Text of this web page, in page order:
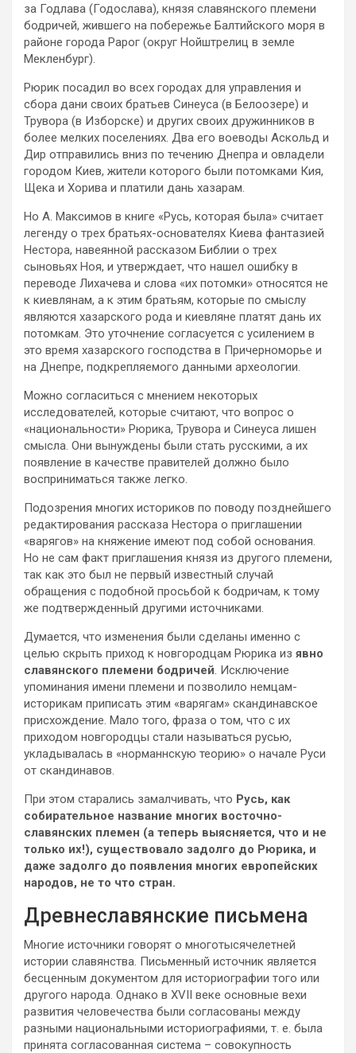
за Годлава (Годослава), князя славянского племени
бодричей, жившего на побережье Балтийского моря в
районе города Рарог (округ Нойштрелиц в земле
Мекленбург).
Рюрик посадил во всех городах для управления и
сбора дани своих братьев Синеуса (в Белоозере) и
Трувора (в Изборске) и других своих дружинников в
более мелких поселениях. Два его воеводы Аскольд и
Дир отправились вниз по течению Днепра и овладели
городом Киев, жители которого были потомками Кия,
Щека и Хорива и платили дань хазарам.
Но А. Максимов в книге «Русь, которая была» считает
легенду о трех братьях-основателях Киева фантазией
Нестора, навеянной рассказом Библии о трех
сыновьях Ноя, и утверждает, что нашел ошибку в
переводе Лихачева и слова «их потомки» относятся не
к киевлянам, а к этим братьям, которые по смыслу
являются хазарского рода и киевляне платят дань их
потомкам. Это уточнение согласуется с усилением в
это время хазарского господства в Причерноморье и
на Днепре, подкрепляемого данными археологии.
Можно согласиться с мнением некоторых
исследователей, которые считают, что вопрос о
«национальности» Рюрика, Трувора и Синеуса лишен
смысла. Они вынуждены были стать русскими, а их
появление в качестве правителей должно было
восприниматься также легко.
Подозрения многих историков по поводу позднейшего
редактирования рассказа Нестора о приглашении
«варягов» на княжение имеют под собой основания.
Но не сам факт приглашения князя из другого племени,
так как это был не первый известный случай
обращения с подобной просьбой к бодричам, к тому
же подтвержденный другими источниками.
Думается, что изменения были сделаны именно с
целью скрыть приход к новгородцам Рюрика из явно
славянского племени бодричей. Исключение
упоминания имени племени и позволило немцам-
историкам приписать этим «варягам» скандинавское
присхождение. Мало того, фраза о том, что с их
приходом новгородцы стали называться русью,
укладывалась в «норманнскую теорию» о начале Руси
от скандинавов.
При этом старались замалчивать, что Русь, как
собирательное название многих восточно-
славянских племен (а теперь выясняется, что и не
только их!), существовало задолго до Рюрика, и
даже задолго до появления многих европейских
народов, не то что стран.
Древнеславянские письмена
Многие источники говорят о многотысячелетней
истории славянства. Письменный источник является
бесценным документом для историографии того или
другого народа. Однако в XVII веке основные вехи
развития человечества были согласованы между
разными национальными историографиями, т. е. была
принята согласованная система – совокупность